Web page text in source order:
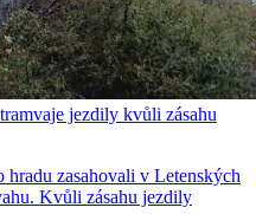
jezdily kvůli zásahu
hradu zasahovali v Letenských
Kvůli zásahu jezdily